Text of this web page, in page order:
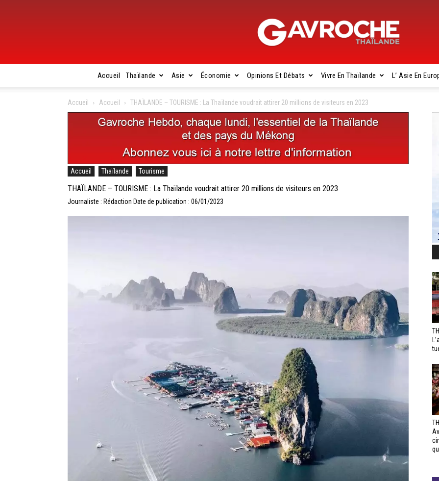
Gavroche
Accueil Thaïlande Asie Économie Opinions Et Débats Vivre En Thaïlande L’ Asie En
Accueil Accueil THAÏLANDE – TOURISME : La Thaïlande voudrait attirer 20 millions de visiteurs en 2023
Accueil Thaïlande Tourisme
THAÏLANDE – TOURISME : La Thaïlande voudrait attirer 20 millions de visiteurs en 2023
Journaliste : Rédaction Date de publication : 06/01/2023